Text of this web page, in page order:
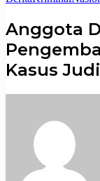
Anggota
Kasus